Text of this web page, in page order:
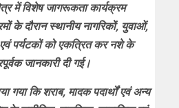
में विशेष जागरूकता कार्यक्रम
के दौरान स्थानीय नागरिकों, युवाओं,
पर्यटकों को एकत्रित कर नशे के
जानकारी दी गई।
गया कि शराब, मादक पदार्थों एवं अन्य